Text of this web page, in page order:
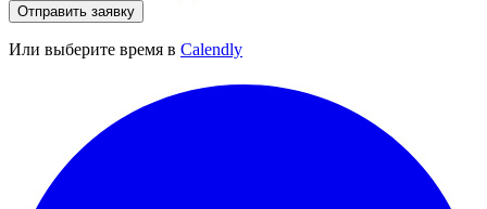
Отправить заявку
Или выберите время в Calendly